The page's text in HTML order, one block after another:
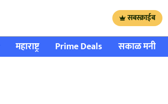
सबस्क्राईब
महाराष्ट्र Prime Deals सकाळ मनी